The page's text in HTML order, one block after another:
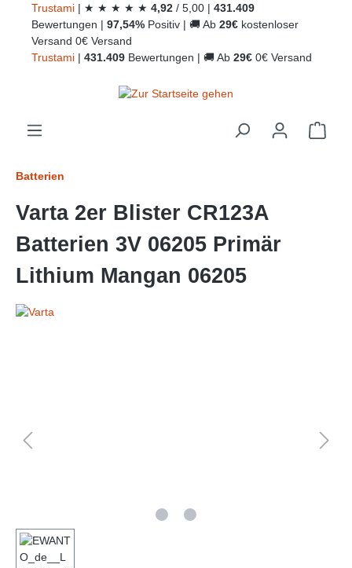
Trustami | ★ ★ ★ ★ ★ 4,92 / 5,00 | 431.409
Bewertungen | 97,54% Positiv | 🚚 Ab 29€ kostenloser
Versand 0€ Versand
Trustami | 431.409 Bewertungen | 🚚 Ab 29€ 0€ Versand
Batterien
Varta 2er Blister CR123A
Batterien 3V 06205 Primär
Lithium Mangan 06205